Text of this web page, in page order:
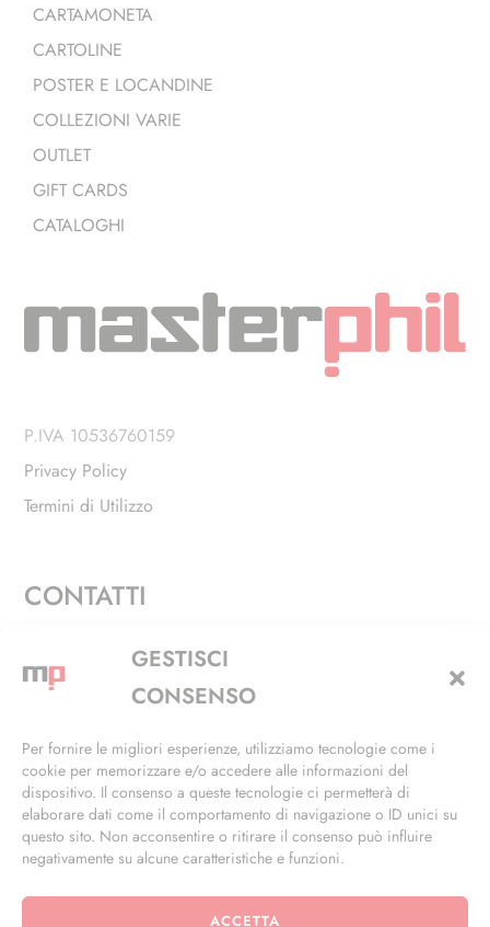
GESTISCI
CONSENSO
Per fornire le migliori esperienze, utilizziamo tecnologie come i
cookie per memorizzare e/o accedere alle informazioni del
dispositivo. Il consenso a queste tecnologie ci permetterà di
elaborare dati come il comportamento di navigazione o ID unici su
questo sito. Non acconsentire o ritirare il consenso può influire
negativamente su alcune caratteristiche e funzioni.
ACCETTA
CARTAMONETA
CARTOLINE
POSTER E LOCANDINE
COLLEZIONI VARIE
OUTLET
GIFT CARDS
CATALOGHI
P.IVA 10536760159
Privacy Policy
Termini di Utilizzo
CONTATTI
Via Alfieri, 27 - Trezzano Sul Naviglio (MI)
+39 02 4846 3155
info@masterphil.it